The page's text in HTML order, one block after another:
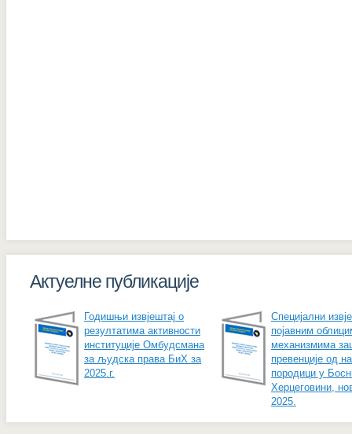
Актуелне публикације
Годишњи извјештај о
резултатима активности
институције Омбудсмана
за људска права БиХ за
2025.г.
Специјални
појавним
механизмима
превенције од
породици у
Херцеговини,
2025.